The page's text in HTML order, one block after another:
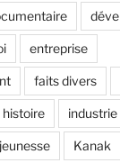
entreprise
faits divers
histoire industrie
Kanak